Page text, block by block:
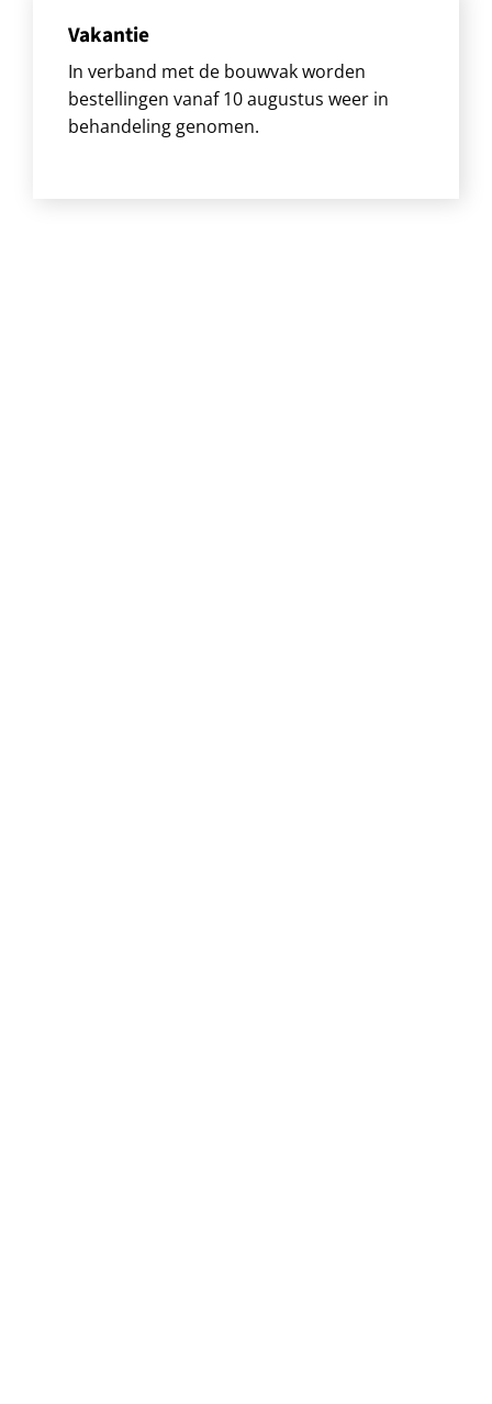
Vakantie
In verband met de bouwvak worden
bestellingen vanaf 10 augustus weer in
behandeling genomen.